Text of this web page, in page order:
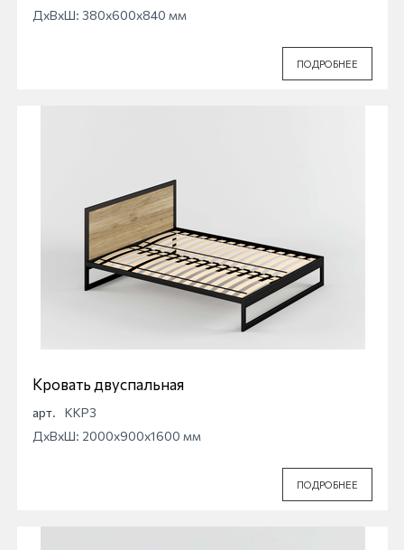
ДхВхШ: 380x600x840 мм
ПОДРОБНЕЕ
Кровать двуспальная
арт.
ККР3
ДхВхШ: 2000x900x1600 мм
ПОДРОБНЕЕ